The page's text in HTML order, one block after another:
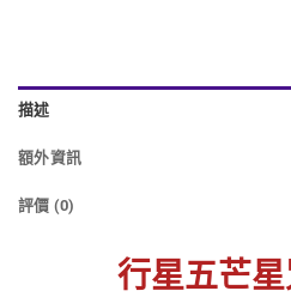
描述
額外資訊
評價 (0)
行星五芒